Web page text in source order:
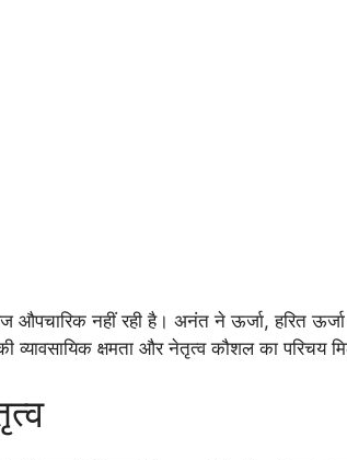
औपचारिक नहीं रही है। अनंत ने ऊर्जा, हरित
व्यावसायिक क्षमता और नेतृत्व कौशल का परिचय